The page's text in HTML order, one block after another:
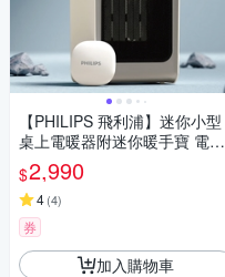
【PHILIPS 飛利浦】迷你小型
桌上電暖器附迷你暖手寶 電暖
蛋 AHR2124FM
$2,990
4(4)
券
加入購物車